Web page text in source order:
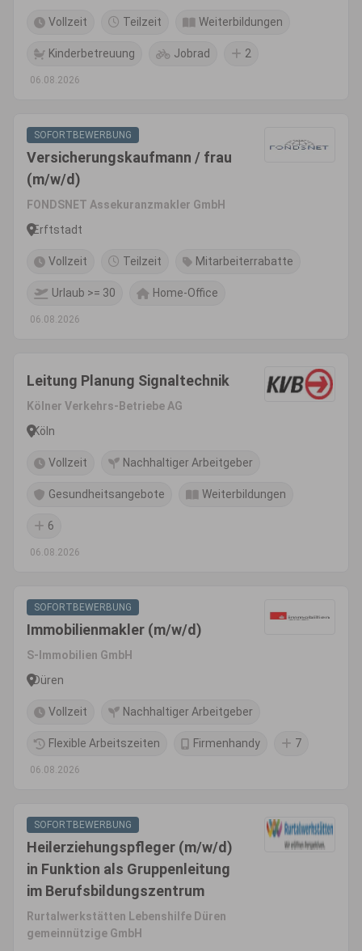
Vollzeit Teilzeit Weiterbildungen
Kinderbetreuung Jobrad 2
06.08.2026
SOFORTBEWERBUNG
Versicherungskaufmann / frau
(m/w/d)
FONDSNET Assekuranzmakler GmbH
Erftstadt
Vollzeit Teilzeit Mitarbeiterrabatte
Urlaub >= 30 Home-Office
06.08.2026
Leitung Planung Signaltechnik
Kölner Verkehrs-Betriebe AG
Köln
Vollzeit Nachhaltiger Arbeitgeber
Gesundheitsangebote Weiterbildungen
6
06.08.2026
SOFORTBEWERBUNG
Immobilienmakler (m/w/d)
S-Immobilien GmbH
Düren
Vollzeit Nachhaltiger Arbeitgeber
Flexible Arbeitszeiten Firmenhandy 7
06.08.2026
SOFORTBEWERBUNG
Heilerziehungspfleger (m/w/d)
in Funktion als Gruppenleitung
im Berufsbildungszentrum
Rurtalwerkstätten Lebenshilfe Düren
gemeinnützige GmbH